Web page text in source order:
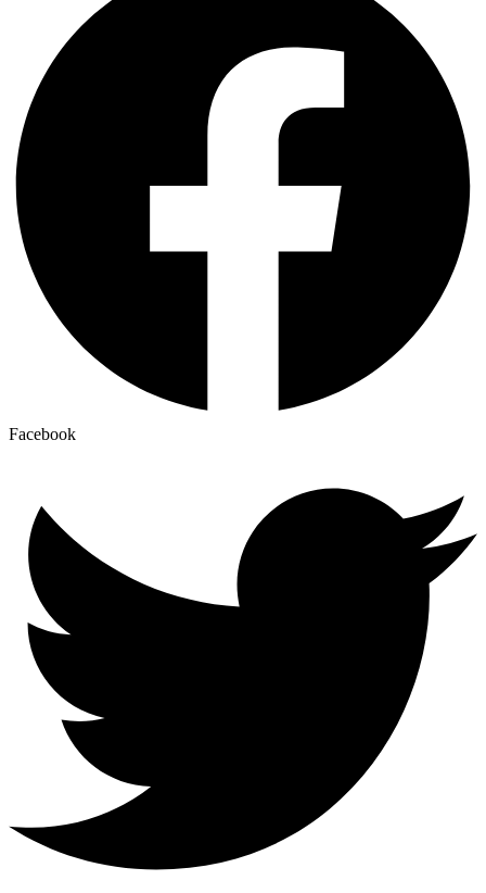
Facebook